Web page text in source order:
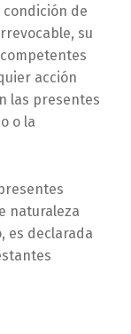
de
su
acción
las presentes
o la
naturaleza
es declarada